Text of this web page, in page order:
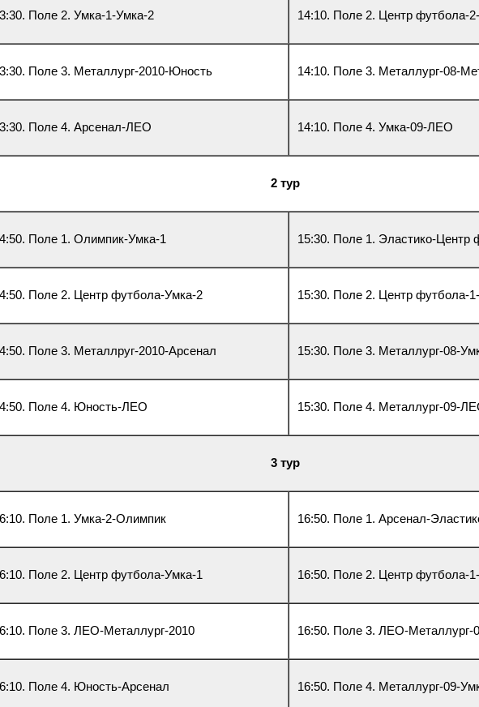
Поле 2. Умка-1-Умка-2 14:10. Поле 2. Центр футбола-
Поле 3. Металлург-2010-Юность 14:10. Поле 3. Металлург-08-
Поле 4. Арсенал-ЛЕО 14:10. Поле 4. Умка-09-ЛЕО
2 тур
Поле 1. Олимпик-Умка-1 15:30. Поле 1. Эластико-Центр
Поле 2. Центр футбола-Умка-2 15:30. Поле 2. Центр футбола-
Поле 3. Металлруг-2010-Арсенал 15:30. Поле 3. Металлург-08-
Поле 4. Юность-ЛЕО 15:30. Поле 4. Металлург-09-
3 тур
Поле 1. Умка-2-Олимпик 16:50. Поле 1. Арсенал-
Поле 2. Центр футбола-Умка-1 16:50. Поле 2. Центр футбола-
Поле 3. ЛЕО-Металлург-2010 16:50. Поле 3. ЛЕО-Металлург-
Поле 4. Юность-Арсенал 16:50. Поле 4. Металлург-09-